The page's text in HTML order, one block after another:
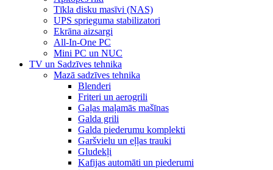
Tīkla disku masīvi (NAS)
UPS sprieguma stabilizatori
Ekrāna aizsargi
All-In-One PC
Mini PC un NUC
TV un Sadzīves tehnika
Mazā sadzīves tehnika
Blenderi
Friteri un aerogrili
Gaļas maļamās mašīnas
Galda grili
Galda piederumu komplekti
Garšvielu un eļļas trauki
Gludekļi
Kafijas automāti un piederumi